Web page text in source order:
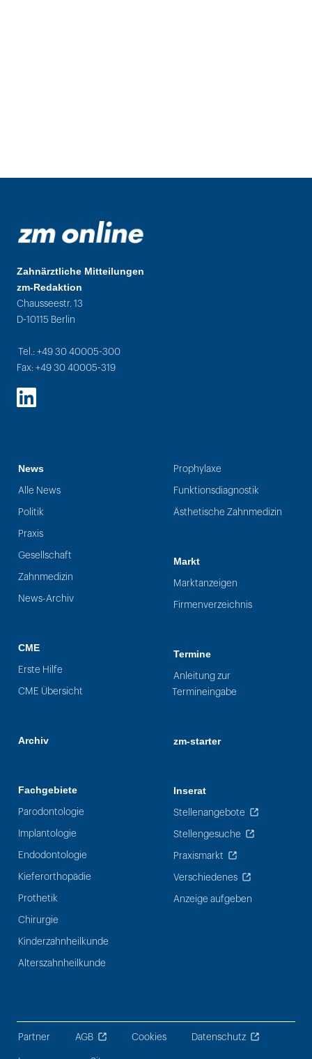
Zahnärztliche Mitteilungen
zm-Redaktion
Chausseestr. 13
D-10115 Berlin
Tel.: +49 30 40005-300
Fax: +49 30 40005-319
LinkedIn
News
Alle News
Politik
Praxis
Gesellschaft
Zahnmedizin
News-Archiv
CME
Erste Hilfe
CME Übersicht
Archiv
Fachgebiete
Parodontologie
Implantologie
Endodontologie
Kieferorthopädie
Prothetik
Chirurgie
Kinderzahnheilkunde
Alterszahnheilkunde
Prophylaxe
Funktionsdiagnostik
Ästhetische Zahnmedizin
Markt
Marktanzeigen
Firmenverzeichnis
Termine
Anleitung zur
Termineingabe
zm-starter
Inserat
Stellenangebote
Stellengesuche
Praxismarkt
Verschiedenes
Anzeige aufgeben
Partner AGB Cookies Datenschutz